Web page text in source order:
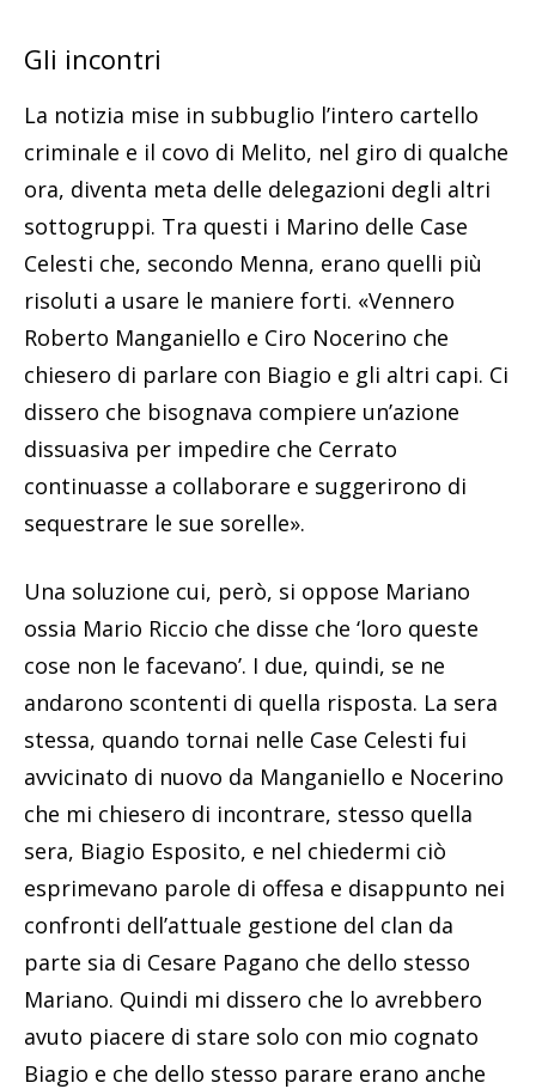
Gli incontri
La notizia mise in subbuglio l’intero cartello
criminale e il covo di Melito, nel giro di qualche
ora, diventa meta delle delegazioni degli altri
sottogruppi. Tra questi i Marino delle Case
Celesti che, secondo Menna, erano quelli più
risoluti a usare le maniere forti. «Vennero
Roberto Manganiello e Ciro Nocerino che
chiesero di parlare con Biagio e gli altri capi. Ci
dissero che bisognava compiere un’azione
dissuasiva per impedire che Cerrato
continuasse a collaborare e suggerirono di
sequestrare le sue sorelle».
Una soluzione cui, però, si oppose Mariano
ossia Mario Riccio che disse che ‘loro queste
cose non le facevano’. I due, quindi, se ne
andarono scontenti di quella risposta. La sera
stessa, quando tornai nelle Case Celesti fui
avvicinato di nuovo da Manganiello e Nocerino
che mi chiesero di incontrare, stesso quella
sera, Biagio Esposito, e nel chiedermi ciò
esprimevano parole di offesa e disappunto nei
confronti dell’attuale gestione del clan da
parte sia di Cesare Pagano che dello stesso
Mariano. Quindi mi dissero che lo avrebbero
avuto piacere di stare solo con mio cognato
Biagio e che dello stesso parare erano anche